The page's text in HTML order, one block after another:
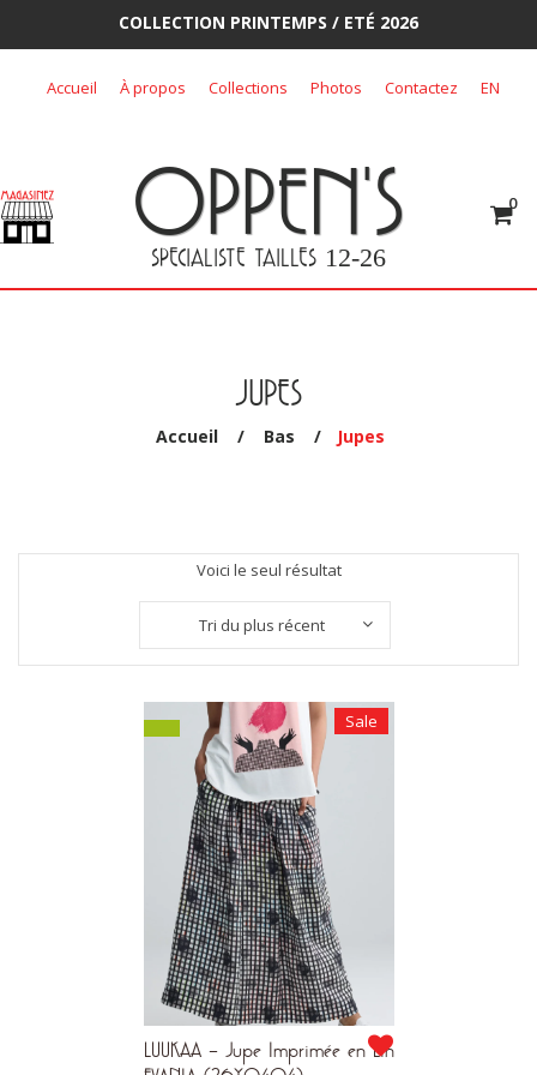
COLLECTION PRINTEMPS / ETÉ 2026
Accueil À propos Collections Photos Contactez EN
OPPEN'S
SPECIALISTE TAILLES 12-26
0
JUPES
Accueil / Bas / Jupes
Voici le seul résultat
Tri du plus récent
Sale
LUUKAA – Jupe Imprimée en Lin